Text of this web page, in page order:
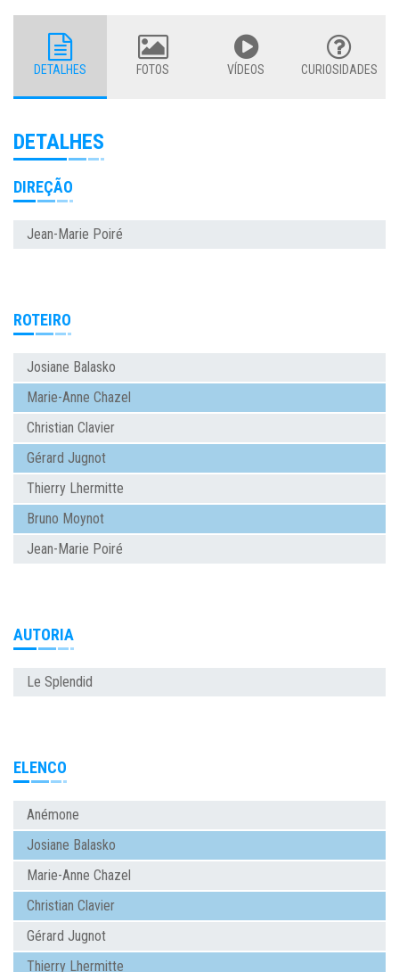
DETALHES FOTOS VÍDEOS CURIOSIDADES
DETALHES
DIREÇÃO
Jean-Marie Poiré
ROTEIRO
Josiane Balasko
Marie-Anne Chazel
Christian Clavier
Gérard Jugnot
Thierry Lhermitte
Bruno Moynot
Jean-Marie Poiré
AUTORIA
Le Splendid
ELENCO
Anémone
Josiane Balasko
Marie-Anne Chazel
Christian Clavier
Gérard Jugnot
Thierry Lhermitte